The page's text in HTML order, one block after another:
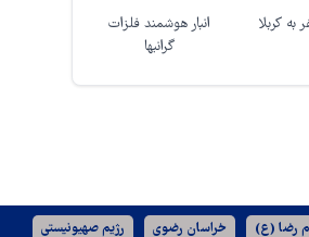
به کربلا
انبار هوشمند فلزات
گرانبها
رضا (ع) خراسان رضوی رژیم صهیونیستی